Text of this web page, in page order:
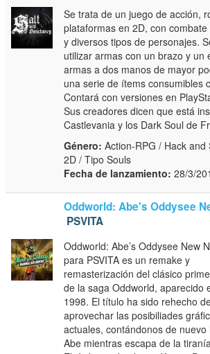
Se trata de un juego de acción,
plataformas en 2D, con combate
y diversos tipos de personajes.
utilizar armas con un brazo y un
armas a dos manos de mayor
una serie de ítems consumibles
Contará con versiones en
Sus creadores dicen que está
Castlevania y los Dark Soul de
Género: Action-RPG / Hack
2D / Tipo Souls
Fecha de lanzamiento: 28/3/
Oddworld: Abe's Oddysee
PSVITA
Oddworld: Abe’s Oddysee New
para PSVITA es un remake y
remasterización del clásico
de la saga Oddworld, aparecido
1998. El título ha sido rehecho
aprovechar las posibiliades
actuales, contándonos de
Abe mientras escapa de la